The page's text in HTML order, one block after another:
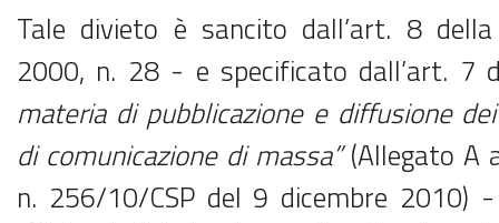
Tale divieto è sancito dall’art. 8
2000, n. 28 - e specificato dall’art. 7
materia di pubblicazione e diffusione
di comunicazione di massa”(Allegato A
n. 256/10/CSP del 9 dicembre 2010)